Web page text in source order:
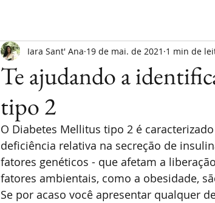
Te ajudando a
tipo 2
Iara Sant' Ana 19 de mai. de 2021 1 min de
O Diabetes Mellitus tipo 2 é
deficiência relativa na secreção de
fatores genéticos - que afetam a
fatores ambientais, como a obesidade,
Se por acaso você apresentar qualquer